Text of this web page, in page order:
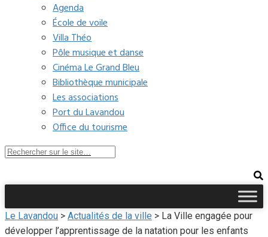
Agenda
École de voile
Villa Théo
Pôle musique et danse
Cinéma Le Grand Bleu
Bibliothèque municipale
Les associations
Port du Lavandou
Office du tourisme
Le Lavandou > Actualités de la ville > La Ville engagée pour
développer l’apprentissage de la natation pour les enfants